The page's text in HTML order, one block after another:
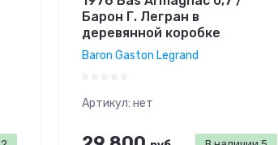
Барон Г. Легран в
деревянной коробке
Baron Gaston Legrand
Артикул: нет